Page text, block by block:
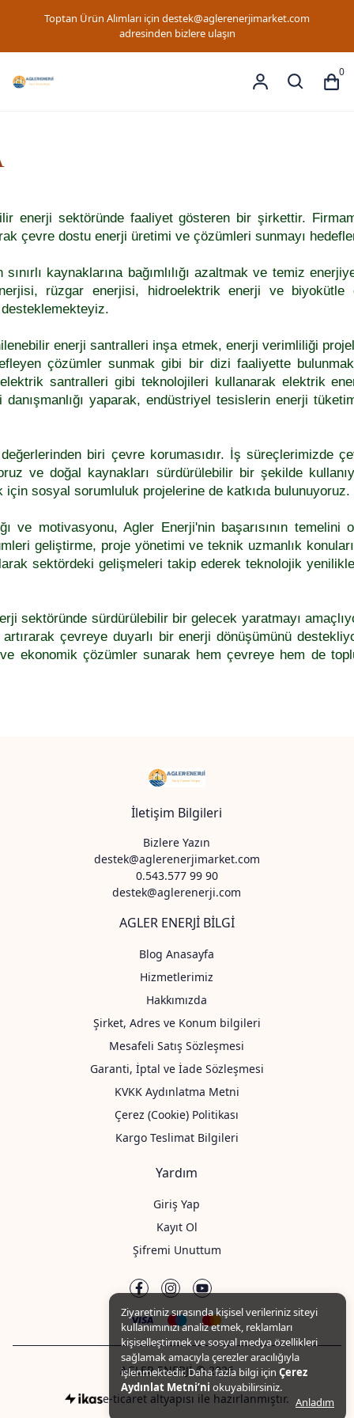
Toptan Ürün Alımları için destek@aglerenerjimarket.com
adresinden bizlere ulaşın
0
Ziyaretiniz sırasında kişisel verileriniz siteyi
kullanımınızı analiz etmek, reklamları
kişiselleştirmek ve sosyal medya özellikleri
sağlamak amacıyla çerezler aracılığıyla
işlenmektedir. Daha fazla bilgi için Çerez
Aydınlat Metni’ni okuyabilirsiniz.
Anladım
enerji sektöründe faaliyet gösteren bir şirkettir.
çevre dostu enerji üretimi ve çözümleri sunmayı
sınırlı kaynaklarına bağımlılığı azaltmak ve temiz
rüzgar enerjisi, hidroelektrik enerji ve biyokütle
desteklemekteyiz.
enerji santralleri inşa etmek, enerji verimliliği
çözümler sunmak gibi bir dizi faaliyette
santralleri gibi teknolojileri kullanarak elektrik
yaparak, endüstriyel tesislerin enerji
biri çevre korumasıdır. İş süreçlerimizde
ve doğal kaynakları sürdürülebilir bir şekilde
için sosyal sorumluluk projelerine de katkıda bulunuyoruz.
ve motivasyonu, Agler Enerji'nin başarısının
geliştirme, proje yönetimi ve teknik uzmanlık
sektördeki gelişmeleri takip ederek teknolojik
sektöründe sürdürülebilir bir gelecek yaratmayı
artırarak çevreye duyarlı bir enerji dönüşümünü
ekonomik çözümler sunarak hem çevreye hem de
AGLER ENERJİ BİLGİ
Blog Anasayfa
Hizmetlerimiz
Hakkımızda
Şirket, Adres ve Konum bilgileri
Mesafeli Satış Sözleşmesi
Garanti, İptal ve İade Sözleşmesi
KVKK Aydınlatma Metni
Çerez (Cookie) Politikası
Kargo Teslimat Bilgileri
İletişim Bilgileri
Bizlere Yazın
destek@aglerenerjimarket.com
0.543.577 99 90
destek@aglerenerji.com
Yardım
Giriş Yap
Kayıt Ol
Şifremi Unuttum
AGLER ENERJİ © 2026
e-ticaret altyapısı ile hazırlanmıştır.